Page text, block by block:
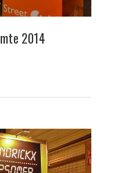
2014